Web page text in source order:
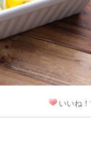
いいね